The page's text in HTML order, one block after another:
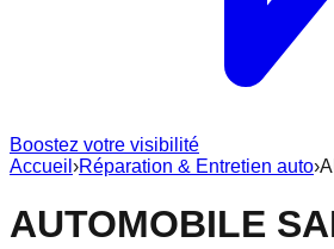
Boostez votre visibilité
Accueil ›Réparation & Entretien auto›
AUTOMOBILE